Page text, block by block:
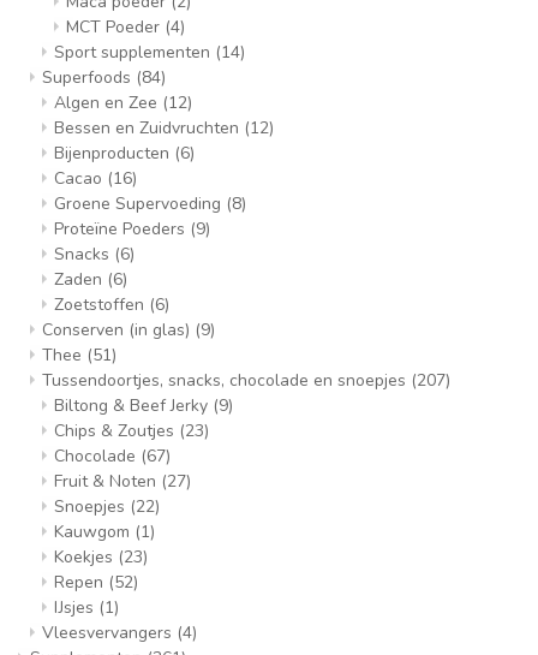
MCT Poeder (4)
Sport supplementen (14)
Superfoods (84)
Algen en Zee (12)
Bessen en Zuidvruchten (12)
Bijenproducten (6)
Cacao (16)
Groene Supervoeding (8)
Proteïne Poeders (9)
Snacks (6)
Zaden (6)
Zoetstoffen (6)
Conserven (in glas) (9)
Thee (51)
Tussendoortjes, snacks, chocolade en snoepjes (207)
Biltong & Beef Jerky (9)
Chips & Zoutjes (23)
Chocolade (67)
Fruit & Noten (27)
Snoepjes (22)
Kauwgom (1)
Koekjes (23)
Repen (52)
IJsjes (1)
Vleesvervangers (4)